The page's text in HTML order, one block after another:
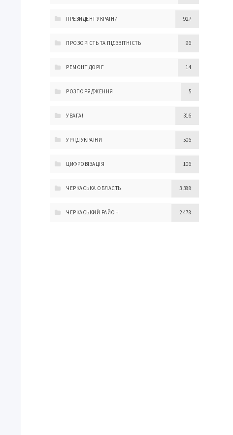
ПРЕЗИДЕНТ УКРАЇНИ 927
ПРОЗОРІСТЬ ТА ПІДЗВІТНІСТЬ 96
РЕМОНТ ДОРІГ 14
РОЗПОРЯДЖЕННЯ 5
УВАГА! 316
УРЯД УКРАЇНИ 506
ЦИФРОВІЗАЦІЯ 106
ЧЕРКАСЬКА ОБЛАСТЬ 3 388
ЧЕРКАСЬКИЙ РАЙОН 2 478